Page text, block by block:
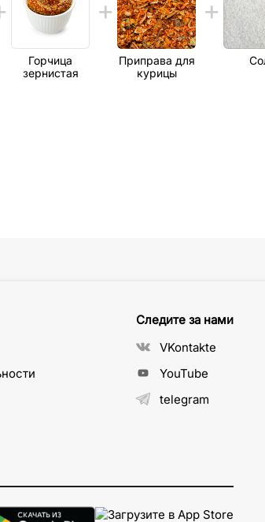
Горчица
зернистая
Приправа для
курицы
Следите за нами
VKontakte
YouTube
telegram